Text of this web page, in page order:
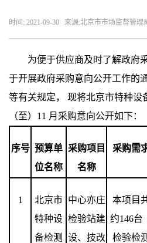
时间: 2021-09-30 来源: ​北京市市场监督管理
为便于供应商及时了解政府
于开展政府采购意向公开工作的
等有关规定， 现将北京市特种设
（至）11 月采购意向公开如下：
序号 预算单
位名称
采购项目
名称
采购需
1
北京市
特种设
备检测
中心亦庄
检验站建
设、技改
本项目
约146台
检验检